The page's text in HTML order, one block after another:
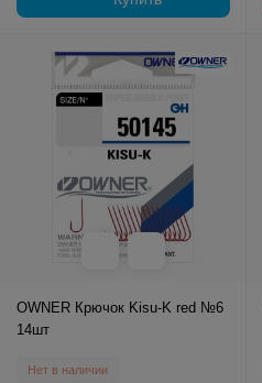
OWNER Крючок Kisu-K red №6
14шт
Нет в наличии